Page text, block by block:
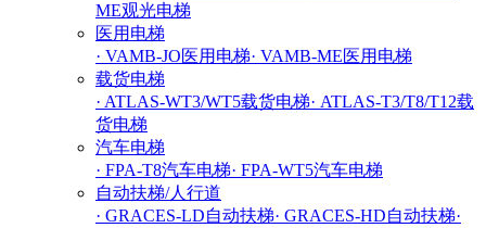
ME观光电梯
医用电梯
· VAMB-JO医用电梯· VAMB-ME医用电梯
载货电梯
· ATLAS-WT3/WT5载货电梯· ATLAS-T3/T8/T12载
货电梯
汽车电梯
· FPA-T8汽车电梯· FPA-WT5汽车电梯
自动扶梯/人行道
· GRACES-LD自动扶梯· GRACES-HD自动扶梯·